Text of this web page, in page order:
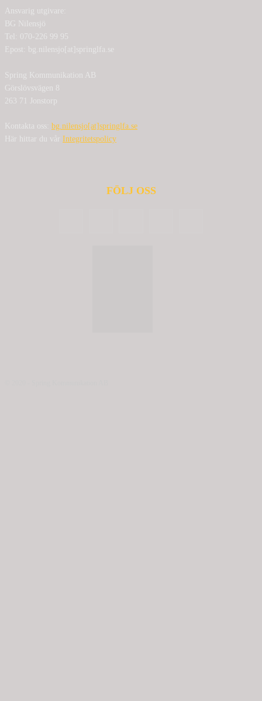
Ansvarig utgivare:
BG Nilensjö
Tel: 070-226 99 95
Epost: bg.nilensjo[at]springlfa.se
Spring Kommunikation AB
Görslövsvägen 8
263 71 Jonstorp
Kontakta oss: bg.nilensjo[at]springlfa.se
Här hittar du vår Integritetspolicy
FÖLJ OSS